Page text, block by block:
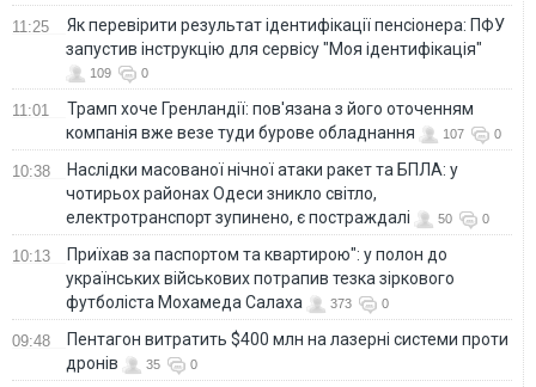
11:25
Як перевірити результат ідентифікації пенсіонера: ПФУ
запустив інструкцію для сервісу "Моя ідентифікація"
109 0
11:01
Трамп хоче Гренландії: пов'язана з його оточенням
компанія вже везе туди бурове обладнання
107 0
10:38
Наслідки масованої нічної атаки ракет та БПЛА: у
чотирьох районах Одеси зникло світло,
електротранспорт зупинено, є постраждалі
50 0
10:13
Приїхав за паспортом та квартирою": у полон до
українських військових потрапив тезка зіркового
футболіста Мохамеда Салаха
373 0
09:48
Пентагон витратить $400 млн на лазерні системи проти
дронів
35 0